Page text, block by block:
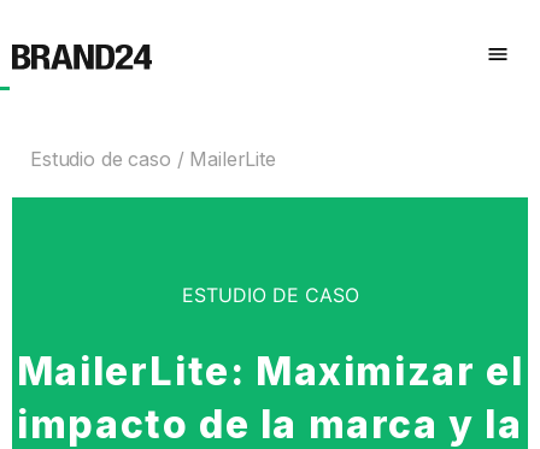
Estudio de caso MailerLite
ESTUDIO DE CASO
MailerLite: Maximizar el
impacto de la marca y la